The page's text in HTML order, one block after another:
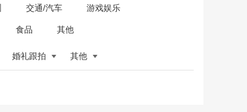
交通/汽车 游戏娱乐
食品 其他
婚礼跟拍 其他